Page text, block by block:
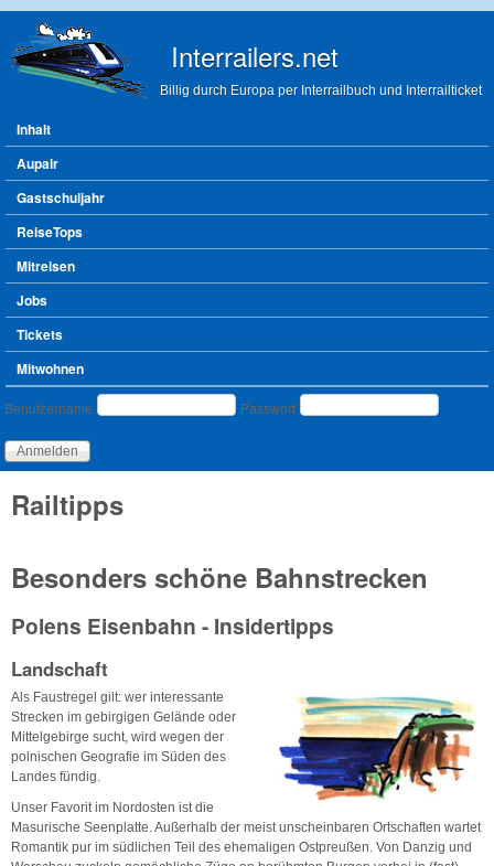
Interrailers.net
Billig durch Europa per Interrailbuch und Interrailticket
Hauptmenü
Inhalt
Aupair
Gastschuljahr
ReiseTops
Mitreisen
Jobs
Tickets
Mitwohnen
Benutzeranmeldung
Benutzername Passwort
Railtipps
Besonders schöne Bahnstrecken
Polens Eisenbahn - Insidertipps
Landschaft
Als Faustregel gilt: wer interessante
Strecken im gebirgigen Gelände oder
Mittelgebirge sucht, wird wegen der
polnischen Geografie im Süden des
Landes fündig.
Unser Favorit im Nordosten ist die
Masurische Seenplatte. Außerhalb der meist unscheinbaren Ortschaften wartet
Romantik pur im südlichen Teil des ehemaligen Ostpreußen. Von Danzig und